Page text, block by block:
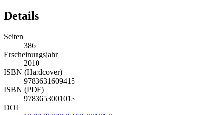
Details
Seiten
386
Erscheinungsjahr
2010
ISBN (Hardcover)
9783631609415
ISBN (PDF)
9783653001013
DOI